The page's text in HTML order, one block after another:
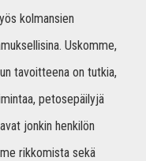
kolmansien
Uskomme,
tavoitteena on tutkia,
petosepäilyjä
jonkin henkilön
rikkomista sekä